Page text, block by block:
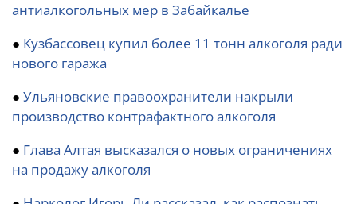
антиалкогольных мер в Забайкалье
● Кузбассовец купил более 11 тонн алкоголя ради
нового гаража
● Ульяновские правоохранители накрыли
производство контрафактного алкоголя
● Глава Алтая высказался о новых ограничениях
на продажу алкоголя